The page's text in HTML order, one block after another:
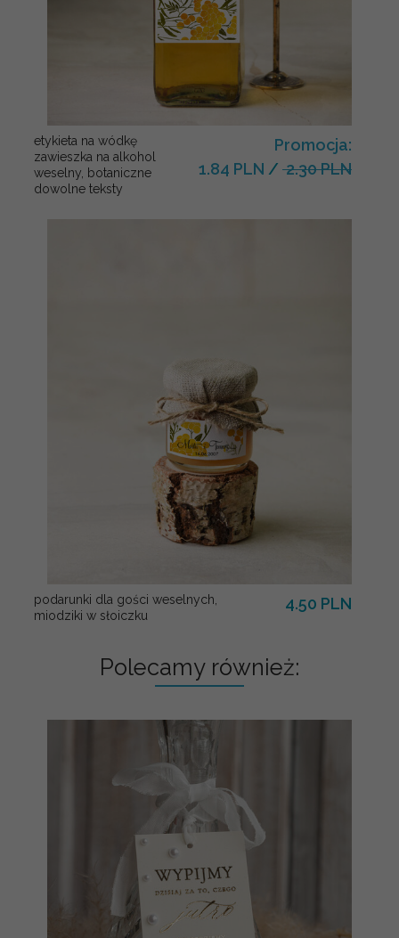
etykieta na wódkę
zawieszka na alkohol
weselny, botaniczne
dowolne teksty
Promocja:
1.84 PLN / 2.30 PLN
podarunki dla gości weselnych,
miodziki w słoiczku
4.50 PLN
Polecamy również: